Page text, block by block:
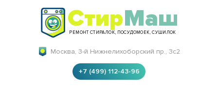
СтирМаш
РЕМОНТ СТИРАЛОК, ПОСУДОМОЕК, СУШИЛОК
Москва, 3-й Нижнелихоборский пр., 3с2
+7 (499) 112-43-96